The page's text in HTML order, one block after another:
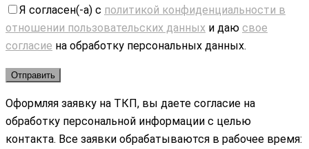
Я согласен(-а) с политикой конфиденциальности в
отношении пользовательских данных и даю свое
согласие на обработку персональных данных.
Оформляя заявку на ТКП, вы даете согласие на
обработку персональной информации с целью
контакта. Все заявки обрабатываются в рабочее время: